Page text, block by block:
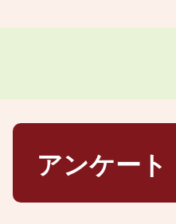
本
アンケート